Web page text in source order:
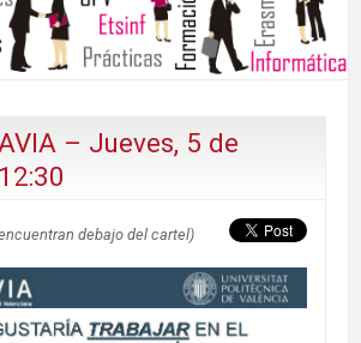
– Jueves, 5 de
debajo del cartel)